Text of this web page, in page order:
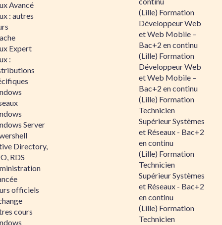
Avancé
: autres
Expert
:
Server
Directory,
RDS
officiels
cours
(Lille) Formation
Développeur Web
et Web Mobile –
Bac+2 en continu
(Lille) Formation
Développeur Web
et Web Mobile –
Bac+2 en continu
(Lille) Formation
Technicien
Supérieur Systèmes
et Réseaux - Bac+2
en continu
(Lille) Formation
Technicien
Supérieur Systèmes
et Réseaux - Bac+2
en continu
(Lille) Formation
Technicien